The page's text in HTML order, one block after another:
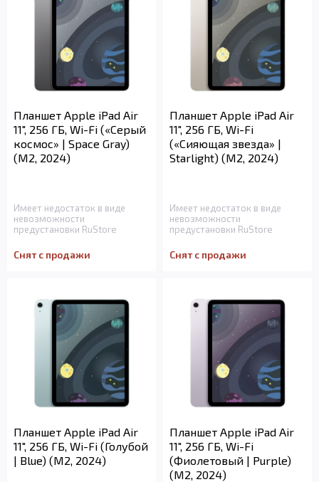
Планшет Apple iPad Air
11", 256 ГБ, Wi-Fi («Серый
космос» | Space Gray)
(M2, 2024)
Имеет недостаток в виде
невозможности
предустановки RuStore
Снят с продажи
Планшет Apple iPad Air
11", 256 ГБ, Wi-Fi
(«Сияющая звезда» |
Starlight) (M2, 2024)
Имеет недостаток в виде
невозможности
предустановки RuStore
Снят с продажи
Планшет Apple iPad Air
11", 256 ГБ, Wi-Fi (Голубой
| Blue) (M2, 2024)
Планшет Apple iPad Air
11", 256 ГБ, Wi-Fi
(Фиолетовый | Purple)
(M2, 2024)